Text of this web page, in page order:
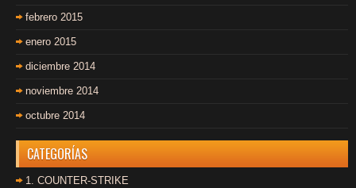
febrero 2015
enero 2015
diciembre 2014
noviembre 2014
octubre 2014
CATEGORÍAS
1. COUNTER-STRIKE